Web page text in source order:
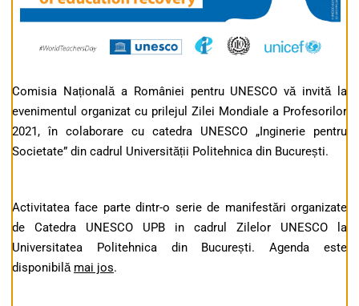
Comisia Națională a României pentru UNESCO vă invită la
evenimentul organizat cu prilejul Zilei Mondiale a Profesorilor
2021, în colaborare cu catedra UNESCO „Inginerie pentru
Societate” din cadrul Universității Politehnica din București.
Activitatea face parte dintr-o serie de manifestări organizate
de Catedra UNESCO UPB in cadrul Zilelor UNESCO la
Universitatea Politehnica din București. Agenda este
disponibilă mai jos.